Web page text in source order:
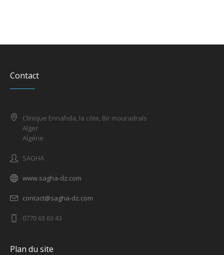
Contact
Clinique Ennahda, la côte, Bir mouradraîs
Alger
Algérie
SAGHA
www.sagha-dz.com
contact@sagha-dz.com
0770 63 63 43
Plan du site